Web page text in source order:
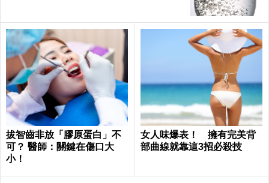
拔智齒非放「膠原蛋白」不
可？ 醫師：關鍵在傷口大
小！
女人味爆表！ 擁有完美背
部曲線就靠這3招必殺技